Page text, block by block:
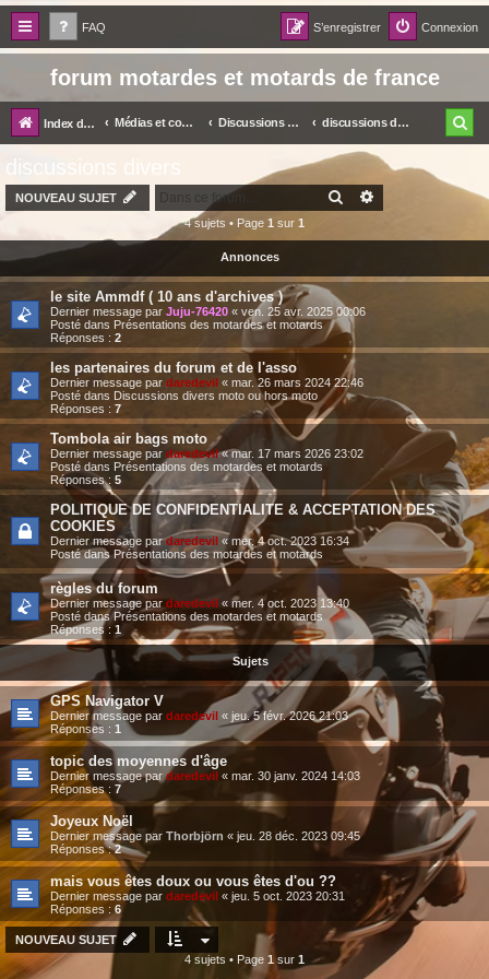
FAQ Connexion
S’enregistrer
forum motardes et motards de france
Index du forum Médias et communication Discussions divers moto ou hors moto discussions divers
e
e
discussions divers
NOUVEAU SUJET RECHERCHER
RECHERCHE
4 sujets • Page 1 sur 1
Annonces
le site Ammdf ( 10 ans d'archives )
Dernier message par Juju-76420 « ven. 25 avr. 2025 00:06
Posté dans Présentations des motardes et motards
Réponses : 2
les partenaires du forum et de l'asso
Dernier message par daredevil « mar. 26 mars 2024 22:46
Posté dans Discussions divers moto ou hors moto
Réponses : 7
Tombola air bags moto
Dernier message par daredevil«mar. 17 mars 2026 23:02
Posté dans Présentations des motardes et motards
Réponses : 5
POLITIQUE DE CONFIDENTIALITE & ACCEPTATION DES
COOKIES
Dernier message pardaredevil « mer. 4 oct. 2023 16:34
Posté dansPrésentations des motardes et motards
règles du forum
Dernier message par daredevil « mer. 4 oct. 2023 13:40
Posté dansPrésentations des motardes et motards
Réponses : 1
Sujets
GPS Navigator V
Dernier message par daredevil « jeu. 5 févr. 2026 21:03
Réponses : 1
topic des moyennes d'âge
Dernier message pardaredevil « mar. 30 janv. 2024 14:03
Réponses : 7
Joyeux Noël
Dernier message par Thorbjörn « jeu. 28 déc. 2023 09:45
Réponses :2
mais vous êtes doux ou vous êtes d'ou ??
Dernier message par daredevil « jeu. 5 oct. 2023 20:31
Réponses : 6
NOUVEAU SUJET
4 sujets • Page 1sur 1